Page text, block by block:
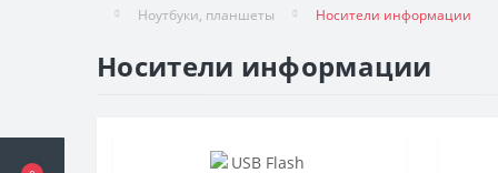
Ноутбуки, планшеты Носители информации
Носители информации